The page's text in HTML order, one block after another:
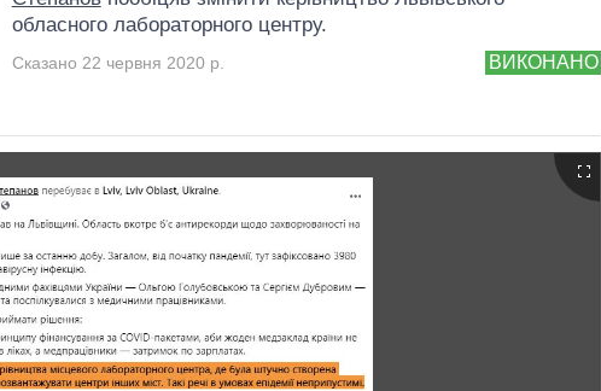
обласного лабораторного центру.
ВИКОНАНО
Сказано 22 червня 2020 р.